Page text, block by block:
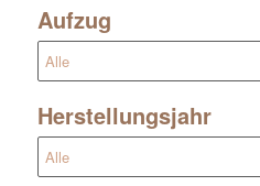
Aufzug
Herstellungsjahr